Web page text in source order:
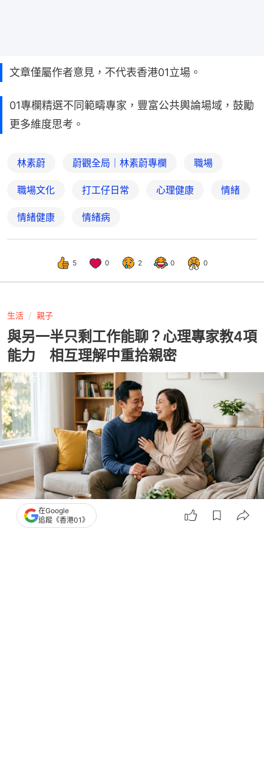
文章僅屬作者意見，不代表香港01立場。
01專欄精選不同範疇專家，豐富公共輿論場域，鼓勵
更多維度思考。
林素蔚 蔚觀全局｜林素蔚專欄 職場
職場文化 打工仔日常 心理健康 情緒
情緒健康 情緒病
5 0 2 0 0
生活 親子
與另一半只剩工作能聊？心理專家教4項
能力 相互理解中重拾親密
撰文：健康醫療網
在Google
追蹤《香港01》